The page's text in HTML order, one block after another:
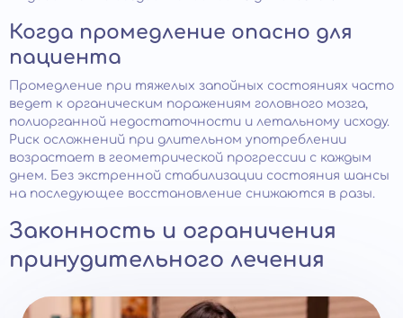
Когда промедление опасно для
пациента
Промедление при тяжелых запойных состояниях часто
ведет к органическим поражениям головного мозга,
полиорганной недостаточности и летальному исходу.
Риск осложнений при длительном употреблении
возрастает в геометрической прогрессии с каждым
днем. Без экстренной стабилизации состояния шансы
на последующее восстановление снижаются в разы.
Законность и ограничения
принудительного лечения